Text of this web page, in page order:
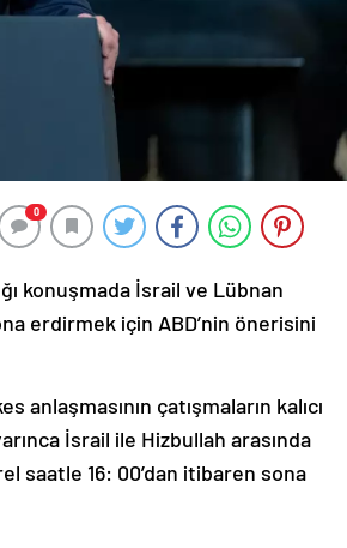
0
konuşmada İsrail ve Lübnan
erdirmek için ABD’nin önerisini
çatışmaların kalıcı
İsrail ile Hizbullah arasında
saatle 16: 00’dan itibaren sona